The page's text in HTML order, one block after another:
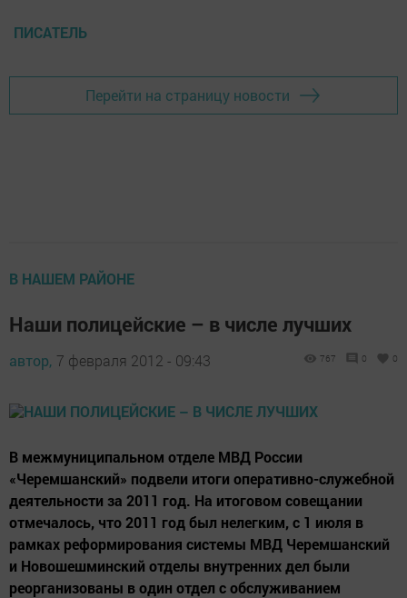
ПИСАТЕЛЬ
Перейти на страницу новости
В НАШЕМ РАЙОНЕ
Наши полицейские – в числе лучших
автор, 7 февраля 2012 - 09:43 767 0 0
В межмуниципальном отделе МВД России
«Черемшанский» подвели итоги оперативно-служебной
деятельности за 2011 год. На итоговом совещании
отмечалось, что 2011 год был нелегким, с 1 июля в
рамках реформирования системы МВД Черемшанский
и Новошешминский отделы внутренних дел были
реорганизованы в один отдел с обслуживанием